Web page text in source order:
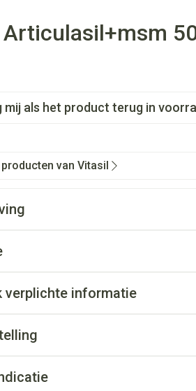
als het product terug in
van Vitasil
verplichte informatie